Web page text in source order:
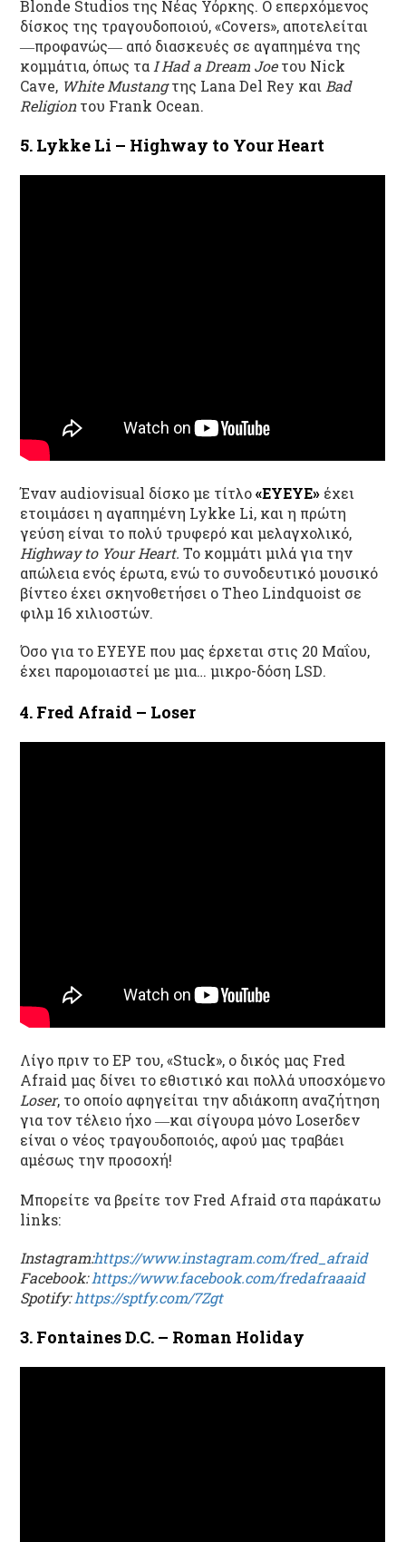
Blonde Studios της Νέας Υόρκης. Ο επερχόμενος
δίσκος της τραγουδοποιού, «Covers», αποτελείται
―προφανώς― από διασκευές σε αγαπημένα της
κομμάτια, όπως τα I Had a Dream Joeτου Nick
Cave, White Mustangτης Lana Del Rey και Bad
Religionτου Frank Ocean.
5. Lykke Li – Highway to Your Heart
Έναν audiovisual δίσκο με τίτλο«EYEYE» έχει
ετοιμάσει η αγαπημένη Lykke Li, και η πρώτη
γεύση είναι το πολύ τρυφερό και μελαγχολικό,
Highway to Your Heart. Το κομμάτι μιλάγια την
απώλεια ενός έρωτα, ενώ το συνοδευτικόμουσικό
βίντεο έχει σκηνοθετήσει οTheo Lindquοist σε
φιλμ 16 χιλιοστών.
Όσο για το EYEYE που μας έρχεται στις 20 Μαΐου,
έχει παρομοιαστεί με μια… μικρο-δόση LSD.
4. Fred Afraid – Loser
Λίγο πριν τοEP του, «Stuck», ο δικός μας Fred
Afraid μας δίνει το εθιστικό και πολλά υποσχόμενο
Loser, το οποίο αφηγείται την αδιάκοπη αναζήτηση
για τον τέλειο ήχο ―και σίγουρα μόνο Loserδεν
είναι ο νέος τραγουδοποιός, αφού μας τραβάει
αμέσως την προσοχή!
Μπορείτε να βρείτε τον Fred Afraid στα παράκατω
links:
Instagram:https://www.instagram.com/fred_afraid
Facebook:https://www.facebook.com/fredafraaaid
Spotify:https://sptfy.com/7Zgt
3. Fontaines D.C. – Roman Holiday